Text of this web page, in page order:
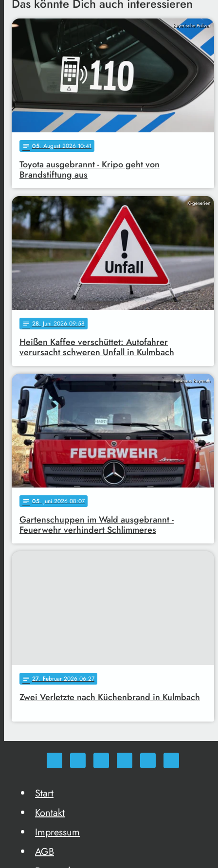
Das könnte Dich auch interessieren
Bayerische Polizei
notes 05. August 2026 10:41
Toyota ausgebrannt - Kripo geht von
Brandstiftung aus
KI-generiert
notes 28. Juni 2026 09:58
Heißen Kaffee verschüttet: Autofahrer
verursacht schweren Unfall in Kulmbach
Funkhaus Bayreuth
notes 05. Juni 2026 08:07
Gartenschuppen im Wald ausgebrannt -
Feuerwehr verhindert Schlimmeres
notes 27. Februar 2026 06:27
Zwei Verletzte nach Küchenbrand in Kulmbach
Start
Kontakt
Impressum
AGB